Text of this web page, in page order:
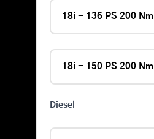
18i - 136 PS 200 Nm
18i - 150 PS 200 Nm
Diesel